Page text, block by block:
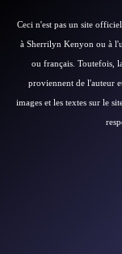
Ceci n'est pas un site
à Sherrilyn Kenyon ou à
ou français. Toutefois,
proviennent de l'auteur
images et les textes sur le